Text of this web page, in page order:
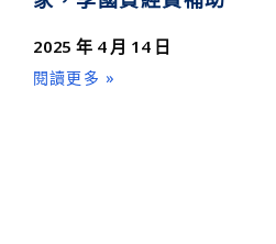
2025 年 4 月 14 日
閱讀更多 »